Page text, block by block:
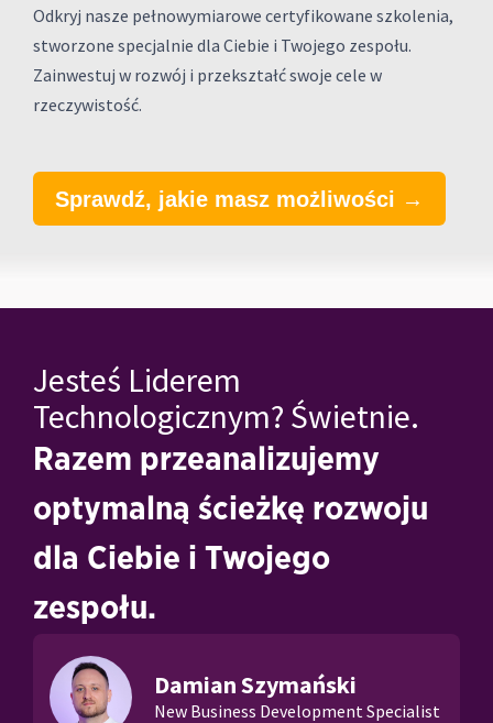
Odkryj nasze pełnowymiarowe certyfikowane szkolenia,
stworzone specjalnie dla Ciebie i Twojego zespołu.
Zainwestuj w rozwój i przekształć swoje cele w
rzeczywistość.
Sprawdź, jakie masz możliwości →
Jesteś Liderem
Technologicznym? Świetnie.
Razem przeanalizujemy
optymalną ścieżkę rozwoju
dla Ciebie i Twojego
zespołu.
Damian Szymański
New Business Development Specialist